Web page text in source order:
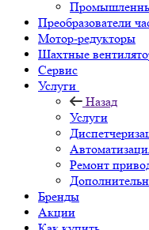
Преобразователи
Мотор-редукторы
Шахтные
Сервис
Услуги
Назад
Услуги
Ремонт
Бренды
Акции